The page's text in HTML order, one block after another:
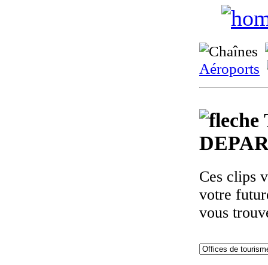
Aéroports
Ces clips
votre
vous